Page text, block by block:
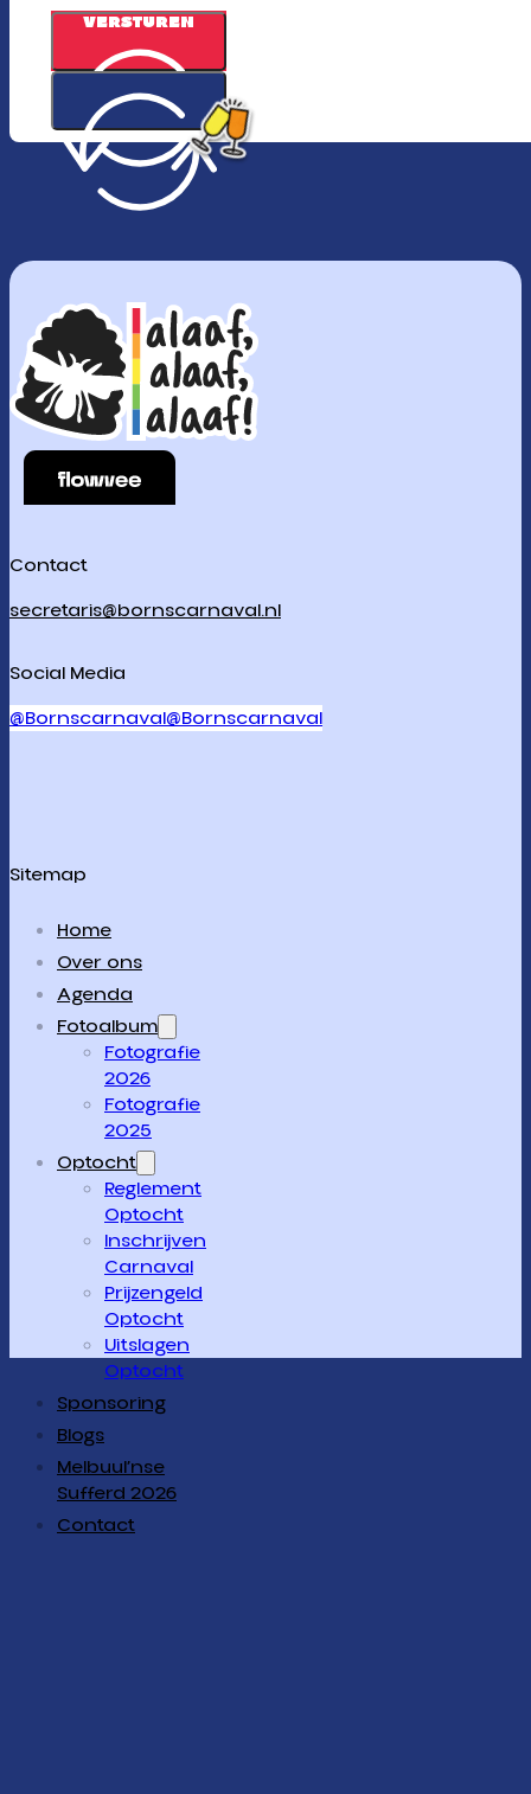
VERSTUREN
Contact
secretaris@bornscarnaval.nl
Social Media
@Bornscarnaval@Bornscarnaval
Sitemap
Home
Over ons
Agenda
Fotoalbum
Fotografie
2026
Fotografie
2025
Optocht
Reglement
Optocht
Inschrijven
Carnaval
Prijzengeld
Optocht
Uitslagen
Optocht
Sponsoring
Blogs
Melbuul’nse
Sufferd 2026
Contact